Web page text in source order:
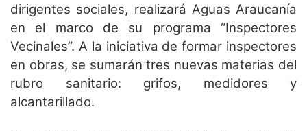
dirigentes sociales, realizará Aguas Araucanía
en el marco de su programa “Inspectores
Vecinales”. A la iniciativa de formar inspectores
en obras, se sumarán tres nuevas materias del
rubro sanitario: grifos, medidores y
alcantarillado.